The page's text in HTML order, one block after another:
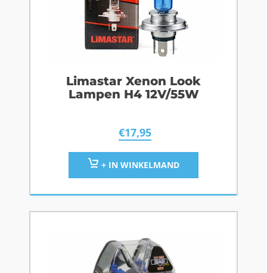
Limastar Xenon Look
Lampen H4 12V/55W
€17,95
+ IN WINKELMAND